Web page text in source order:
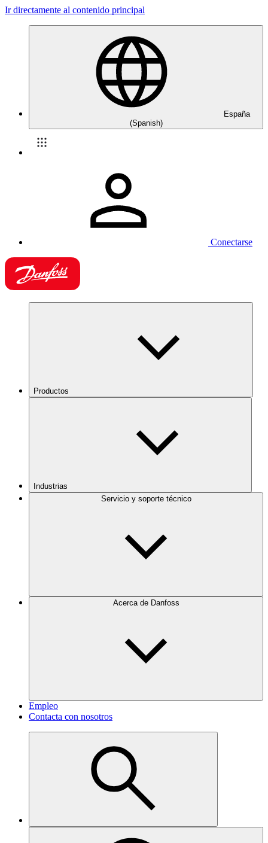
Ir directamente al contenido principal
España
(Spanish)
Conectarse
Productos
Industrias
Servicio y soporte técnico
Acerca de Danfoss
Empleo
Contacta con nosotros